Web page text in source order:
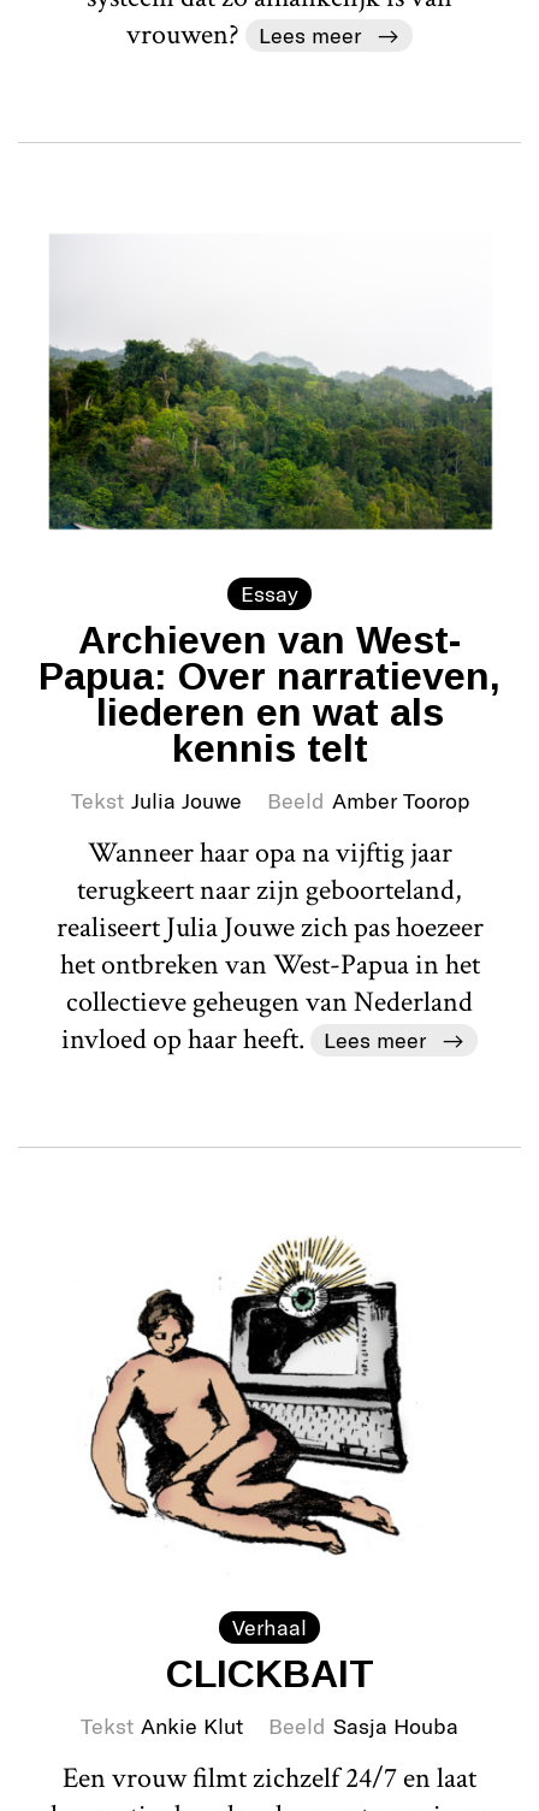
vrouwen?
Lees meer
Essay
Archieven van West-
Papua: Over narratieven,
liederen en wat als
kennis telt
Tekst Julia Jouwe Beeld Amber Toorop
Wanneer haar opa na vijftig jaar
terugkeert naar zijn geboorteland,
realiseert Julia Jouwe zich pas hoezeer
het ontbreken van West-Papua in het
collectieve geheugen van Nederland
invloed op haar heeft.
Lees meer
Verhaal
CLICKBAIT
Tekst Ankie Klut Beeld Sasja Houba
Een vrouw filmt zichzelf 24/7 en laat